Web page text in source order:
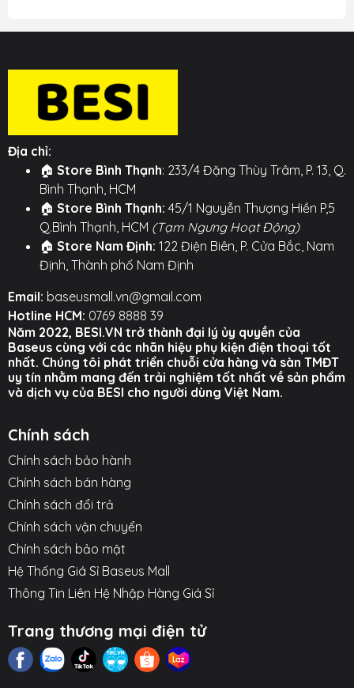
Địa chỉ:
🏠 Store Bình Thạnh: 233/4 Đặng Thùy Trâm, P. 13, Q.
Bình Thạnh, HCM
🏠 Store Bình Thạnh: 45/1 Nguyễn Thượng Hiền P,5
Q.Bình Thạnh, HCM (Tạm Ngưng Hoạt Động)
🏠 Store Nam Định: 122 Điện Biên, P. Cửa Bắc, Nam
Định, Thành phố Nam Định
Email: baseusmall.vn@gmail.com
Hotline HCM: 0769 8888 39
Năm 2022, BESI.VN trở thành đại lý ủy quyền của
Baseus cùng với các nhãn hiệu phụ kiện điện thoại tốt
nhất. Chúng tôi phát triển chuỗi cửa hàng và sàn TMĐT
uy tín nhằm mang đến trải nghiệm tốt nhất về sản phẩm
và dịch vụ của BESI cho người dùng Việt Nam.
Chính sách
Chính sách bảo hành
Chính sách bán hàng
Chính sách đổi trả
Chính sách vận chuyển
Chính sách bảo mật
Hệ Thống Giá Sỉ Baseus Mall
Thông Tin Liên Hệ Nhập Hàng Giá Sỉ
Trang thương mại điện tử